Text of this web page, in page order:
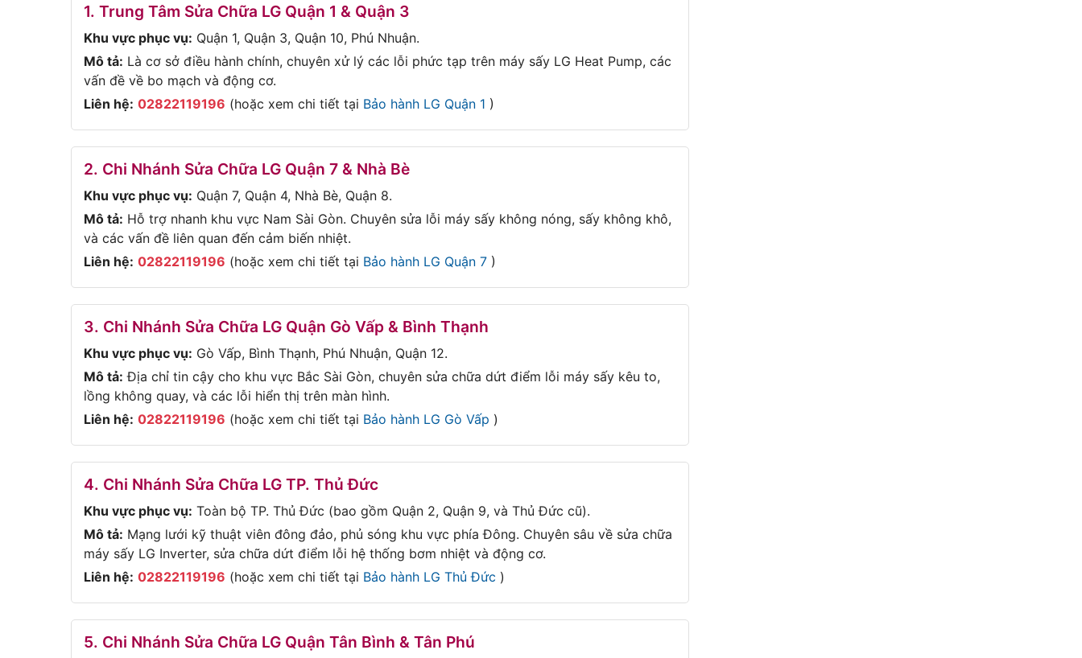
1. Trung Tâm Sửa Chữa LG Quận 1 & Quận 3
Khu vực phục vụ: Quận 1, Quận 3, Quận 10, Phú Nhuận.
Mô tả: Là cơ sở điều hành chính, chuyên xử lý các lỗi phức tạp trên máy sấy LG Heat Pump, các
vấn đề về bo mạch và động cơ.
Liên hệ: 02822119196 (hoặc xem chi tiết tại Bảo hành LG Quận 1 )
2. Chi Nhánh Sửa Chữa LG Quận 7 & Nhà Bè
Khu vực phục vụ: Quận 7, Quận 4, Nhà Bè, Quận 8.
Mô tả: Hỗ trợ nhanh khu vực Nam Sài Gòn. Chuyên sửa lỗi máy sấy không nóng, sấy không khô,
và các vấn đề liên quan đến cảm biến nhiệt.
Liên hệ: 02822119196 (hoặc xem chi tiết tại Bảo hành LG Quận 7 )
3. Chi Nhánh Sửa Chữa LG Quận Gò Vấp & Bình Thạnh
Khu vực phục vụ: Gò Vấp, Bình Thạnh, Phú Nhuận, Quận 12.
Mô tả: Địa chỉ tin cậy cho khu vực Bắc Sài Gòn, chuyên sửa chữa dứt điểm lỗi máy sấy kêu to,
lồng không quay, và các lỗi hiển thị trên màn hình.
Liên hệ: 02822119196 (hoặc xem chi tiết tại Bảo hành LG Gò Vấp )
4. Chi Nhánh Sửa Chữa LG TP. Thủ Đức
Khu vực phục vụ: Toàn bộ TP. Thủ Đức (bao gồm Quận 2, Quận 9, và Thủ Đức cũ).
Mô tả: Mạng lưới kỹ thuật viên đông đảo, phủ sóng khu vực phía Đông. Chuyên sâu về sửa chữa
máy sấy LG Inverter, sửa chữa dứt điểm lỗi hệ thống bơm nhiệt và động cơ.
Liên hệ: 02822119196 (hoặc xem chi tiết tại Bảo hành LG Thủ Đức )
5. Chi Nhánh Sửa Chữa LG Quận Tân Bình & Tân Phú